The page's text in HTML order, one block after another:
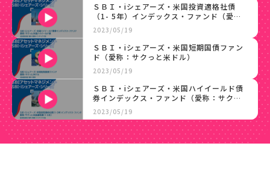
ＳＢＩ・iシェアーズ・米国投資適格社債
（1- 5年）インデックス・ファンド（愛
称：サクっと米国適格債（1-5年））
2023/05/19
ＳＢＩ・iシェアーズ・米国短期国債ファン
ド（愛称：サクっと米ドル）
2023/05/19
ＳＢＩ・iシェアーズ・米国ハイイールド債
券インデックス・ファンド（愛称：サクっ
と米国ハイイールド債）
2023/05/19